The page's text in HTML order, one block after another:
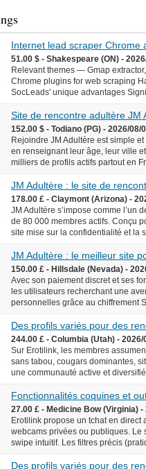
Internet lead scraper Chrome
51.00 $ - Shakespeare (ON) -
Relevant themes — Gmap
Chrome plugins for web scraping
SocLeads' unique advantages
Site de rencontre adultère JM
152.00 $ - Todiano (PG) - 2026/08/
Rejoindre JM Adultère est simple
en renseignant leur âge, leur ville
milliers de profils actifs partout en
JM Adultère : le site de
178.00 £ - Claymont (Arizona) -
JM Adultère s’impose comme l’un
de 80 000 membres actifs. Conçu
site mise sur la confidentialité et la
JM Adultère : le meilleur site
150.00 £ - Hillsdale (Nevada) -
Avec son paiement discret et ses
les utilisateurs recherchant une
personnelles grâce au chiffrement
Des profils variés pour des
244.00 £ - Columbia (Utah) - 2026/
Sur Erotilink, les membres
sans tabou, cougars dominantes,
une communauté active et
Fonctionnalités coquines et
27.00 £ - Medicine Bow (Virginia) -
Erotilink propose un tchat en
webcams privées ou publiques. Le
swipe intuitif. Les filtres précis
Des profils variés pour des